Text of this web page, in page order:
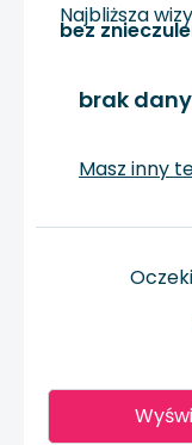
Najbliższa
bez
brak
Masz inny